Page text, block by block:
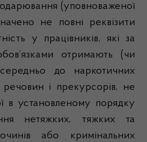
(уповноваженої
не повні реквізити
у працівників, які за
отримають (чи
до наркотичних
речовин і прекурсорів, не
в установленому порядку
нетяжких, тяжких та
або кримінальних